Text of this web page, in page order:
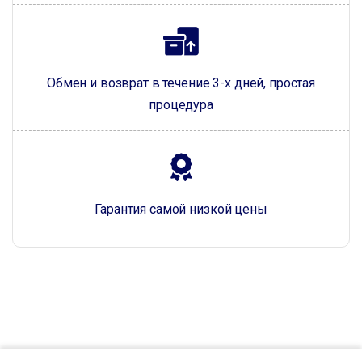
Обмен и возврат в течение 3-х дней, простая
процедура
Гарантия самой низкой цены